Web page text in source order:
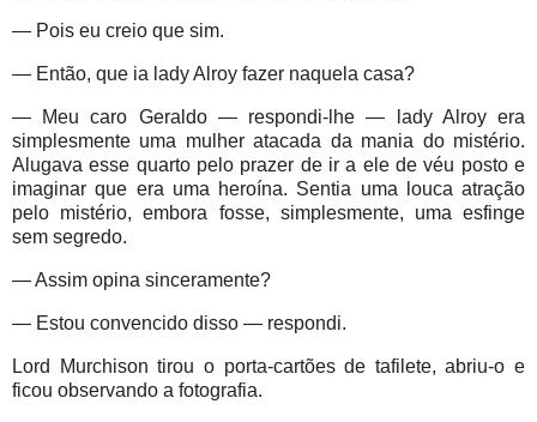
— Pois eu creio que sim.
— Então, que ia lady Alroy fazer naquela casa?
— Meu caro Geraldo — respondi-lhe — lady Alroy era
simplesmente uma mulher atacada da mania do mistério.
Alugava esse quarto pelo prazer de ir a ele de véu posto e
imaginar que era uma heroína. Sentia uma louca atração
pelo mistério, embora fosse, simplesmente, uma esfinge
sem segredo.
— Assim opina sinceramente?
— Estou convencido disso — respondi.
Lord Murchison tirou o porta-cartões de tafilete, abriu-o e
ficou observando a fotografia.